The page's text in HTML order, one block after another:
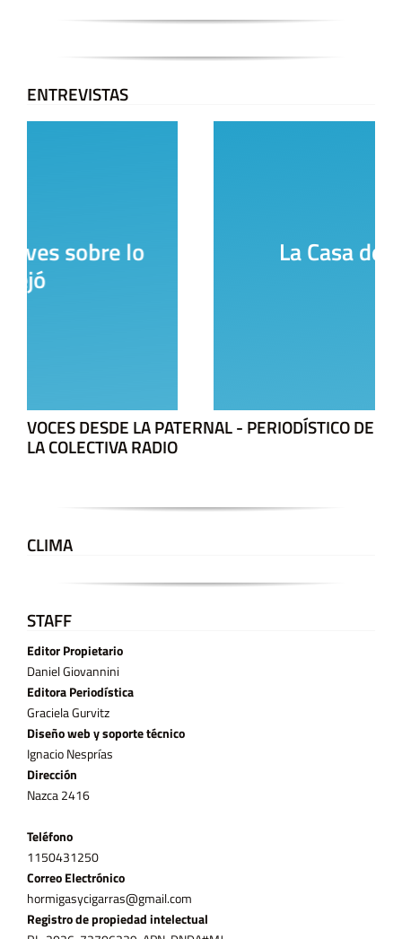
ENTREVISTAS
La Casa del Encuentro
VOCES DESDE LA PATERNAL - PERIODÍSTICO DE
LA COLECTIVA RADIO
CLIMA
STAFF
Editor Propietario
Daniel Giovannini
Editora Periodística
Graciela Gurvitz
Diseño web y soporte técnico
Ignacio Nesprías
Dirección
Nazca 2416
Teléfono
11­50431250
Correo Electrónico
hormigasycigarras@gmail.com
Registro de propiedad intelectual